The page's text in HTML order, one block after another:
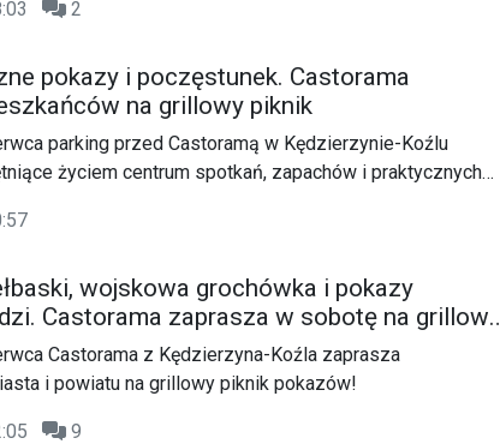
2
pokazy i poczęstunek. Castorama
na grillowy piknik
parking przed Castoramą w Kędzierzynie-Koźlu
życiem centrum spotkań, zapachów i praktycznych
wojskowa grochówka i pokazy
Castorama zaprasza w sobotę na grillowy
Castorama z Kędzierzyna-Koźla zaprasza
i powiatu na grillowy piknik pokazów!
9